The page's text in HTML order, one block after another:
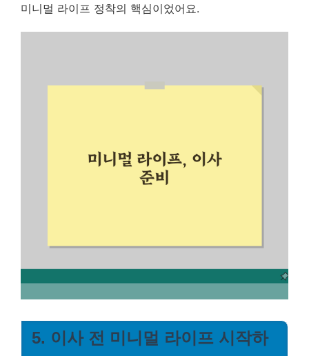
미니멀 라이프 정착의 핵심이었어요.
5. 이사 전 미니멀 라이프 시작하